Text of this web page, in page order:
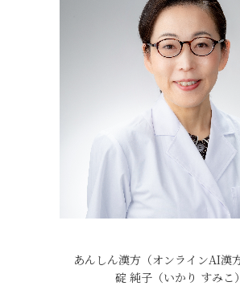
あんしん漢方（オンラインAI漢
碇 純子（いかり すみこ）